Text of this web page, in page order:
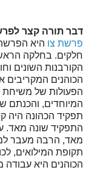
דבר תורה קצר
פרשת צו היא
חלקים. בחלקה
הקורבנות השונים
הכוהנים
הפעולות של משיחת
המיוחדים, והכנתם
תפקיד הכהונה היה
התפקיד שונה מאד.
מאד, הרבה מעבר
תקופת המילואים,
הכוהנים היא